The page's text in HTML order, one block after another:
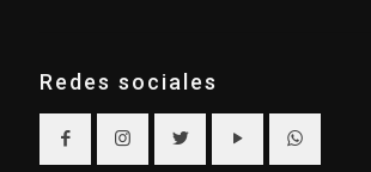
Redes sociales